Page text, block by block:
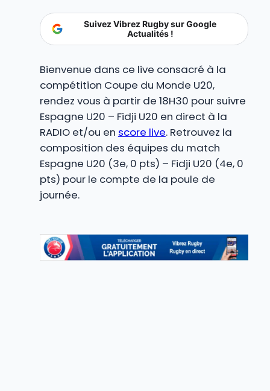
Suivez Vibrez Rugby sur Google
Actualités !
Bienvenue dans ce live consacré à la
compétition Coupe du Monde U20,
rendez vous à partir de 18H30 pour suivre
Espagne U20 – Fidji U20 en direct à la
RADIO et/ou en score live. Retrouvez la
composition des équipes du match
Espagne U20 (3e, 0 pts) – Fidji U20 (4e, 0
pts) pour le compte de la poule de
journée.